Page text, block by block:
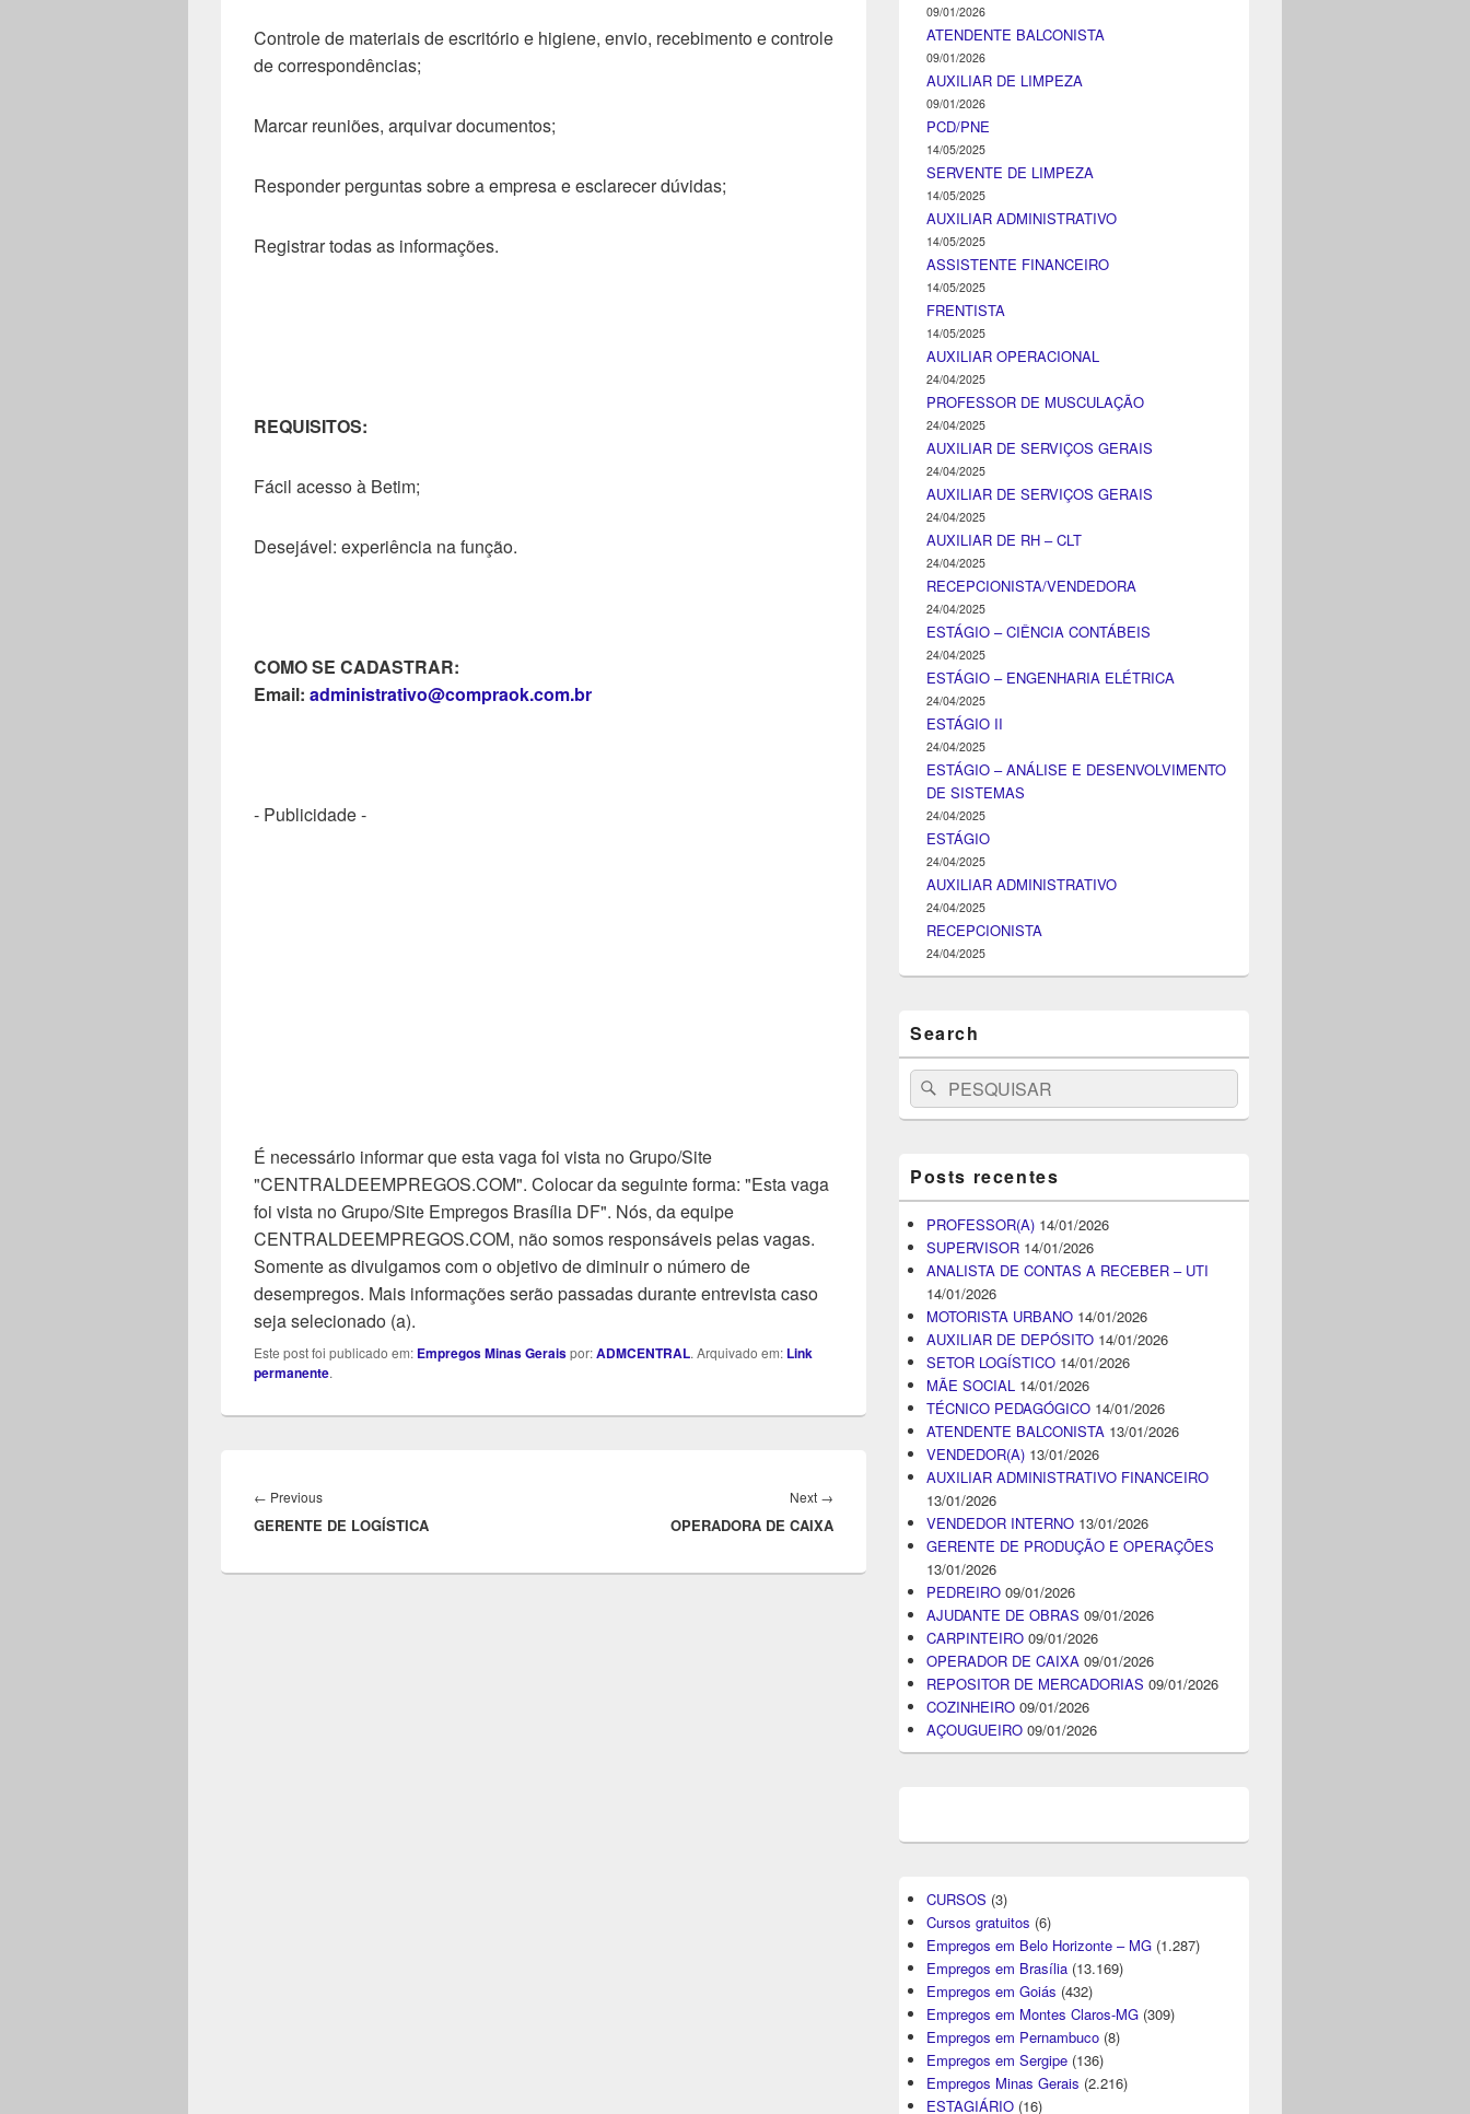
Controle de materiais de escritório e higiene, envio, recebimento e controle
de correspondências;
Marcar reuniões, arquivar documentos;
Responder perguntas sobre a empresa e esclarecer dúvidas;
Registrar todas as informações.
REQUISITOS:
Fácil acesso à Betim;
Desejável: experiência na função.
COMO SE CADASTRAR:
Email: administrativo@compraok.com.br
- Publicidade -
É necessário informar que esta vaga foi vista no Grupo/Site
"CENTRALDEEMPREGOS.COM". Colocar da seguinte forma: "Esta vaga
foi vista no Grupo/Site Empregos Brasília DF". Nós, da equipe
CENTRALDEEMPREGOS.COM, não somos responsáveis pelas vagas.
Somente as divulgamos com o objetivo de diminuir o número de
desempregos. Mais informações serão passadas durante entrevista caso
seja selecionado (a).
Este post foi publicado em: Empregos Minas Geraispor:ADMCENTRAL. Arquivado em: Link
permanente.
de
Post
← PreviousPrevious
post:
GERENTE DE LOGÍSTICA
Next →
post:
OPERADORA DE CAIXA
09/01/2026
ATENDENTE BALCONISTA
09/01/2026
AUXILIAR DE LIMPEZA
09/01/2026
PCD/PNE
14/05/2025
SERVENTE DE LIMPEZA
14/05/2025
AUXILIAR ADMINISTRATIVO
14/05/2025
ASSISTENTE FINANCEIRO
14/05/2025
FRENTISTA
14/05/2025
AUXILIAR OPERACIONAL
24/04/2025
PROFESSOR DE MUSCULAÇÃO
24/04/2025
AUXILIAR DE SERVIÇOS GERAIS
24/04/2025
AUXILIAR DE SERVIÇOS GERAIS
24/04/2025
AUXILIAR DE RH – CLT
24/04/2025
RECEPCIONISTA/VENDEDORA
24/04/2025
ESTÁGIO – CIÊNCIA CONTÁBEIS
24/04/2025
ESTÁGIO – ENGENHARIA ELÉTRICA
24/04/2025
ESTÁGIO II
24/04/2025
ESTÁGIO – ANÁLISE E DESENVOLVIMENTO
DE SISTEMAS
24/04/2025
ESTÁGIO
24/04/2025
AUXILIAR ADMINISTRATIVO
24/04/2025
RECEPCIONISTA
24/04/2025
Search
Search
for:
Pesquisar
Posts recentes
PROFESSOR(A) 14/01/2026
SUPERVISOR 14/01/2026
ANALISTA DE CONTAS A RECEBER – UTI
14/01/2026
MOTORISTA URBANO 14/01/2026
AUXILIAR DE DEPÓSITO 14/01/2026
SETOR LOGÍSTICO 14/01/2026
MÃE SOCIAL 14/01/2026
TÉCNICO PEDAGÓGICO 14/01/2026
ATENDENTE BALCONISTA 13/01/2026
VENDEDOR(A) 13/01/2026
AUXILIAR ADMINISTRATIVO FINANCEIRO
13/01/2026
VENDEDOR INTERNO 13/01/2026
GERENTE DE PRODUÇÃO E OPERAÇÕES
13/01/2026
PEDREIRO 09/01/2026
AJUDANTE DE OBRAS 09/01/2026
CARPINTEIRO 09/01/2026
OPERADOR DE CAIXA 09/01/2026
REPOSITOR DE MERCADORIAS 09/01/2026
COZINHEIRO 09/01/2026
AÇOUGUEIRO 09/01/2026
CURSOS (3)
Cursos gratuitos (6)
Empregos em Belo Horizonte – MG (1.287)
Empregos em Brasília (13.169)
Empregos em Goiás (432)
Empregos em Montes Claros-MG (309)
Empregos em Pernambuco (8)
Empregos em Sergipe (136)
Empregos Minas Gerais (2.216)
ESTAGIÁRIO (16)